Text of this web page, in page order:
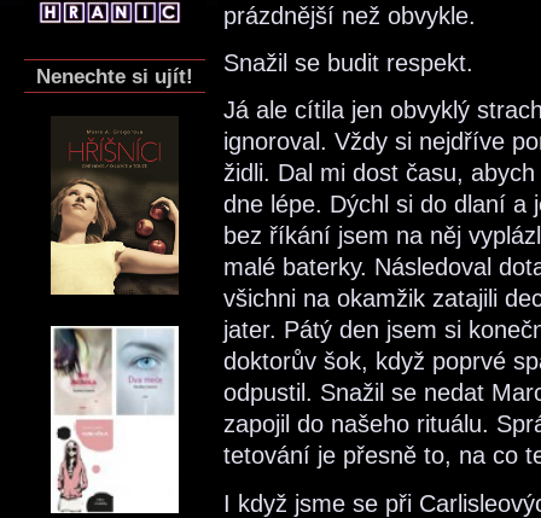
Nenechte si ujít!
prázdnější než obvykle.
Snažil se budit respekt.
Já ale cítila jen obvyklý
ignoroval. Vždy si nejdříve
židli. Dal mi dost času,
dne lépe. Dýchl si do dlaní a
bez říkání jsem na něj
malé baterky. Následoval
všichni na okamžik zatajili
jater. Pátý den jsem si
doktorův šok, když poprvé
odpustil. Snažil se nedat
zapojil do našeho rituálu.
tetování je přesně to, na co
I když jsme se při